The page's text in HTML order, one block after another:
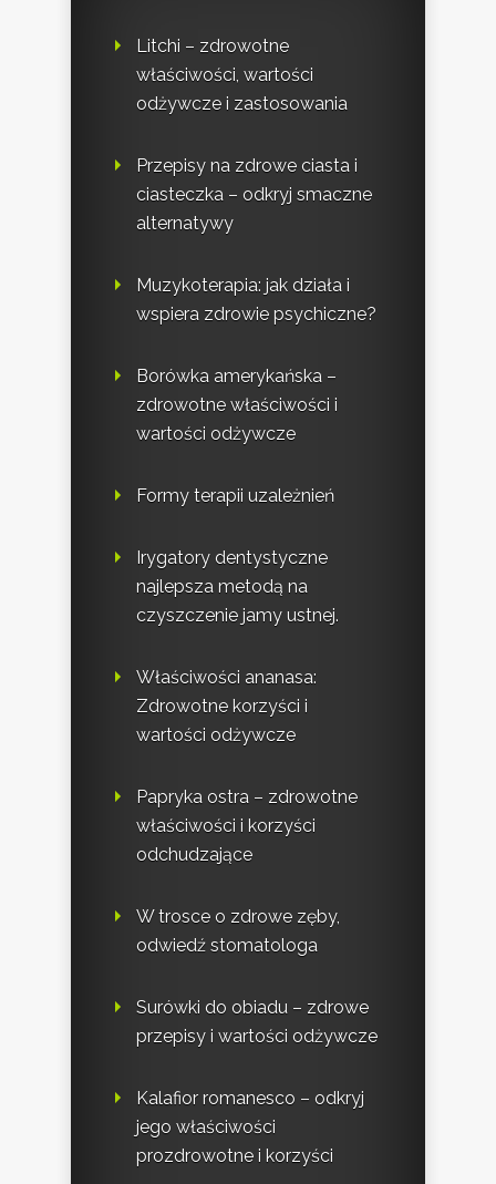
Litchi – zdrowotne
właściwości, wartości
odżywcze i zastosowania
Przepisy na zdrowe ciasta i
ciasteczka – odkryj smaczne
alternatywy
Muzykoterapia: jak działa i
wspiera zdrowie psychiczne?
Borówka amerykańska –
zdrowotne właściwości i
wartości odżywcze
Formy terapii uzależnień
Irygatory dentystyczne
najlepsza metodą na
czyszczenie jamy ustnej.
Właściwości ananasa:
Zdrowotne korzyści i
wartości odżywcze
Papryka ostra – zdrowotne
właściwości i korzyści
odchudzające
W trosce o zdrowe zęby,
odwiedź stomatologa
Surówki do obiadu – zdrowe
przepisy i wartości odżywcze
Kalafior romanesco – odkryj
jego właściwości
prozdrowotne i korzyści